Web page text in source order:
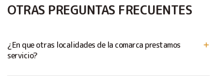
OTRAS PREGUNTAS FRECUENTES
¿En que otras localidades de la comarca prestamos
servicio?